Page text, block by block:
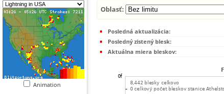
Animation
Oblasť:
Posledná aktualizácia:
Posledný zistený blesk:
Aktuálna miera bleskov: